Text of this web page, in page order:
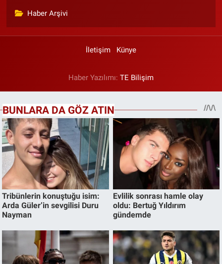
Haber Arşivi
İletişim Künye
Haber Yazılımı: TE Bilişim